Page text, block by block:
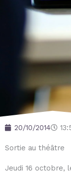
20/10/2014
Sortie au théâtre
Jeudi 16 octobre,